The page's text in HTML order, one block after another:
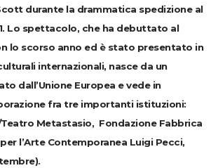
durante la drammatica spedizione al
Lo spettacolo, che ha debuttato al
lo scorso anno ed è stato presentato in
internazionali, nasce da un
dall’Unione Europea e vede in
fra tre importanti istituzioni:
Metastasio, Fondazione Fabbrica
l’Arte Contemporanea Luigi Pecci,